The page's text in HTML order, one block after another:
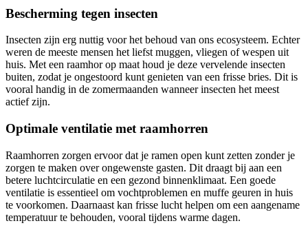
Bescherming tegen insecten
Insecten zijn erg nuttig voor het behoud van ons ecosysteem. Echter
weren de meeste mensen het liefst muggen, vliegen of wespen uit
huis. Met een raamhor op maat houd je deze vervelende insecten
buiten, zodat je ongestoord kunt genieten van een frisse bries. Dit is
vooral handig in de zomermaanden wanneer insecten het meest
actief zijn.
Optimale ventilatie met raamhorren
Raamhorren zorgen ervoor dat je ramen open kunt zetten zonder je
zorgen te maken over ongewenste gasten. Dit draagt bij aan een
betere luchtcirculatie en een gezond binnenklimaat. Een goede
ventilatie is essentieel om vochtproblemen en muffe geuren in huis
te voorkomen. Daarnaast kan frisse lucht helpen om een aangename
temperatuur te behouden, vooral tijdens warme dagen.